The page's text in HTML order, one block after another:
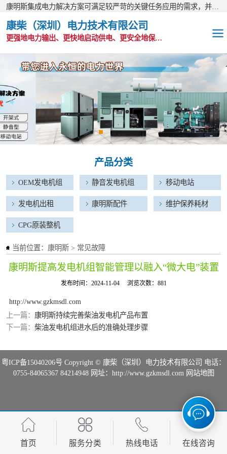
康柴（深圳）电力技术有限公司
更强地电力输出、更快地启动供电、更安全地保护功能
当前位置： 康明斯 > 常见故障
康明斯提高发电机组智能管理以融入“微大电”装置
发布时间：2024-11-04 浏览次数：881
http://www.gzkmsdl.com
上一篇： 康明斯持续完善柴油发电机产品布置
下一篇： 柴油发电机组进水后的准确处理步骤
产品分类
OEM发电机组 静音发电机组 移动电站
发电机出租 康明斯配件 维护保养耗材
CPG原装整机
粤ICP备15040206号 Copyright © 康柴（深圳）电力技术有限公司 电话：
0755-84065367 84214948 网址：http://www.gzkmsdl.com 网站地图
首页 服务分类 热线电话 在线咨询
OEM发电机组
静音发电机组
移动电站
发电机出租
维护保养耗材
CPG原装整机